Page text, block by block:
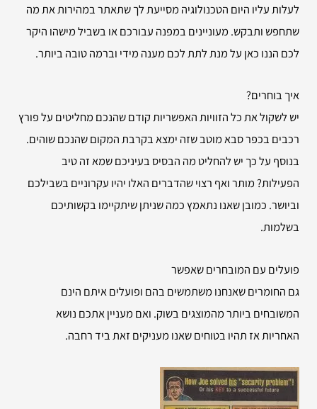
לעלות עליו היום הטכנולוגיה מסייעת לך שתאתר במהירות את מה
שתחפש ותבקש. מעוניינים במפנה עבורכם או בשביל מישהו היקר
לכם הננו כאן על מנת לתת לכם מענה מידי וברמה טובה ביותר.
איך בוחרים?
יש לשקול את כל הזוויות האפשריות קודם שהנכם מחליטים על פורץ
רכבים בכפר סבא מוטב שזה ימצא בקרבת המקום שהנכם שוהים.
בנוסף על כך יש להחליט מה הבסיס בעיניכם שמא זה טיב
הפעילות? מותר ואף רצוי שהדברים האלו יהיו עקרוניים בשבילכם
וביושר. כמובן שאנו נתאמץ כמה שניתן שיתקיימו בקשותיכם
בשלמות.
פועלים עם המובחרים שאפשר
גם החומרים שאנחנו משתמשים בהם ופועלים איתם הינם
המשובחים ביותר מהמוצגים בשוק. ואם מעניין אתכם נושא
האחריות אז תהיו בטוחים שאנו מעניקים זאת ביד רחבה.